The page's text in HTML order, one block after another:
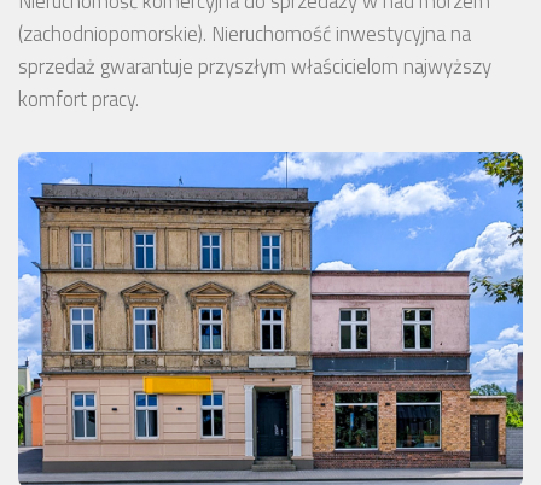
(zachodniopomorskie). Nieruchomość inwestycyjna na
sprzedaż gwarantuje przyszłym właścicielom najwyższy
komfort pracy.